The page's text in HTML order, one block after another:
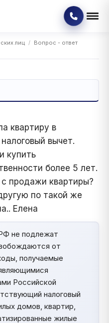
лиц
Вопрос - ответ
квартиру в
вычет.
купить
более 5 лет.
продажи квартиры?
по такой же
Елена
РФ не подлежат
от
получаемые
Российской
налоговый
домов, квартир,
жилые